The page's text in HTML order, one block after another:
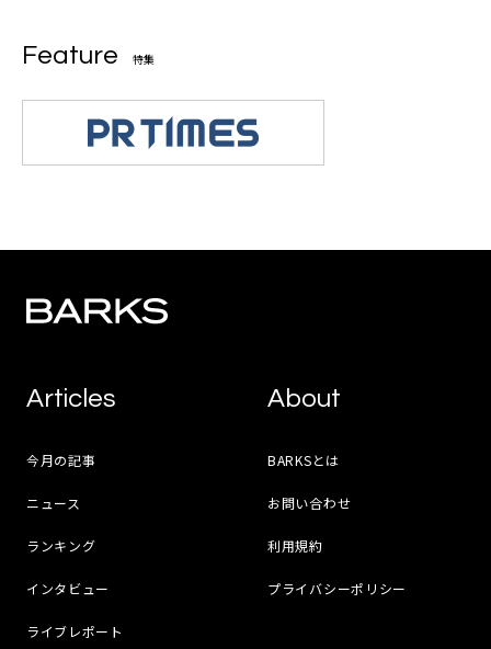
Feature 特集
Articles
今月の記事
ニュース
ランキング
インタビュー
ライブレポート
About
BARKSとは
お問い合わせ
利用規約
プライバシーポリシー